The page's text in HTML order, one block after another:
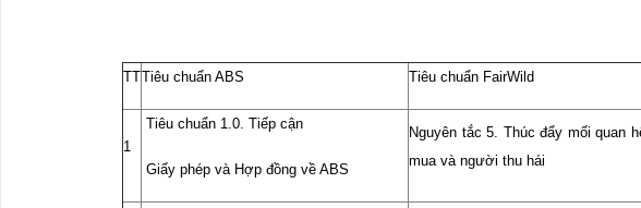
TTTiêu chuẩn ABS Tiêu chuẩn FairWild
1
Tiêu chuẩn 1.0. Tiếp cận
Giấy phép và Hợp đồng về ABS
Nguyên tắc 5. Thúc đẩy mối quan
mua và người thu hái